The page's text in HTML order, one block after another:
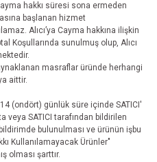
hakkı süresi sona ermeden
başlanan hizmet
Alıcı’ya Cayma hakkına ilişkin
Koşullarında sunulmuş olup, Alıcı
masraflar üründe herhangi
aittir.
(ondört) günlük süre içinde SATICI'
veya SATICI tarafından bildirilen
bulunulması ve ürünün işbu
Kullanılamayacak Ürünler"
olması şarttır.